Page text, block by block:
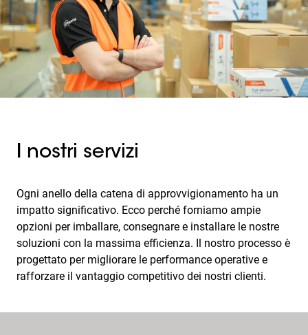
I nostri servizi
Ogni anello della catena di approvvigionamento ha un
impatto significativo. Ecco perché forniamo ampie
opzioni per imballare, consegnare e installare le nostre
soluzioni con la massima efficienza. Il nostro processo è
progettato per migliorare le performance operative e
rafforzare il vantaggio competitivo dei nostri clienti.